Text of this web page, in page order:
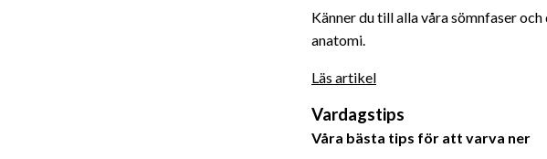
Känner du till alla våra sömnfaser
anatomi.
Läs artikel
Vardagstips
Våra bästa tips för att varva ner